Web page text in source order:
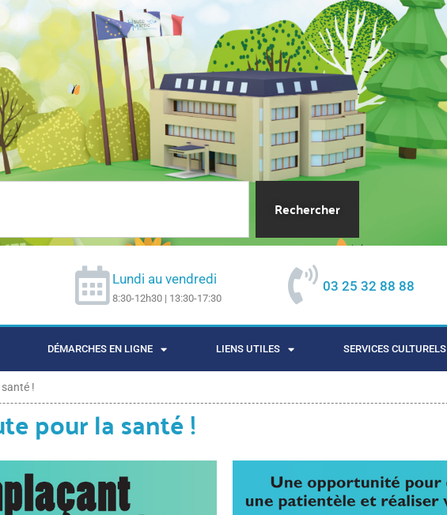
Rechercher
Lundi au vendredi
8:30-12h30 | 13:30-17:30
03 25 32 88 88
DÉMARCHES EN LIGNE LIENS UTILES SERVICES CULTURELS
!
pour la santé !